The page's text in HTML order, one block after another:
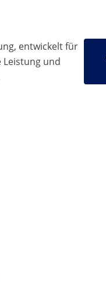
entwickelt für
Leistung und